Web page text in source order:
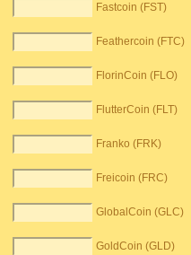
Fastcoin (FST)
Feathercoin (FTC)
FlorinCoin (FLO)
FlutterCoin (FLT)
Franko (FRK)
Freicoin (FRC)
GlobalCoin (GLC)
GoldCoin (GLD)